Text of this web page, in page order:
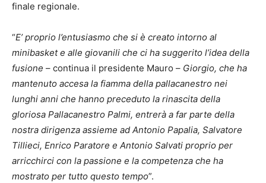
finale regionale.
“E’ proprio l’entusiasmo che si è creato intorno al
minibasket e alle giovanili che ci ha suggerito l’idea della
fusione – continua il presidente Mauro – Giorgio, che ha
mantenuto accesa la fiamma della pallacanestro nei
lunghi anni che hanno preceduto la rinascita della
gloriosa Pallacanestro Palmi, entrerà a far parte della
nostra dirigenza assieme ad Antonio Papalia, Salvatore
Tillieci, Enrico Paratore e Antonio Salvati proprio per
arricchirci con la passione e la competenza che ha
mostrato per tutto questo tempo”.